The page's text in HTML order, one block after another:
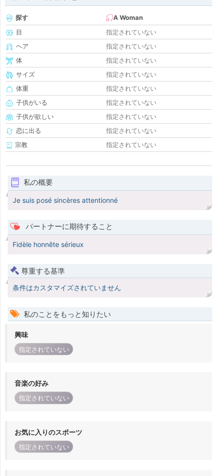
探す
A Woman
目
指定されていない
ヘア
指定されていない
体
指定されていない
サイズ
指定されていない
体重
指定されていない
子供がいる
指定されていない
子供が欲しい
指定されていない
恋に出る
指定されていない
宗教
指定されていない
私の概要
Je suis posé sincères attentionné
パートナーに期待すること
Fidèle honnête sérieux
尊重する基準
条件はカスタマイズされていません
私のことをもっと知りたい
興味
指定されていない
音楽の好み
指定されていない
お気に入りのスポーツ
指定されていない